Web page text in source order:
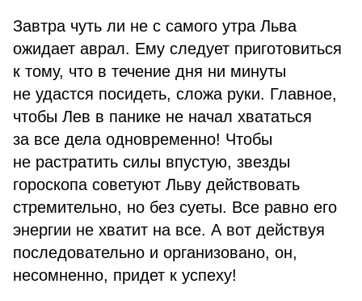
Завтра чуть ли не с самого утра Льва
ожидает аврал. Ему следует приготовиться
к тому, что в течение дня ни минуты
не удастся посидеть, сложа руки. Главное,
чтобы Лев в панике не начал хвататься
за все дела одновременно! Чтобы
не растратить силы впустую, звезды
гороскопа советуют Льву действовать
стремительно, но без суеты. Все равно его
энергии не хватит на все. А вот действуя
последовательно и организовано, он,
несомненно, придет к успеху!